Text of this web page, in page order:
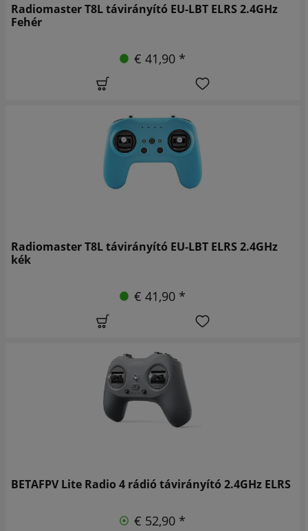
Radiomaster T8L távirányító EU-LBT ELRS 2.4GHz
Fehér
€ 41,90 *
Radiomaster T8L távirányító EU-LBT ELRS 2.4GHz
kék
€ 41,90 *
BETAFPV Lite Radio 4 rádió távirányító 2.4GHz ELRS
€ 52,90 *